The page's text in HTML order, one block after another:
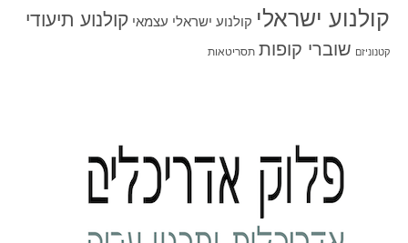
קולנוע ישראלי קולנוע ישראלי עצמאי קולנוע תיעודי
קטנוניזם שוברי קופות תסריטאות